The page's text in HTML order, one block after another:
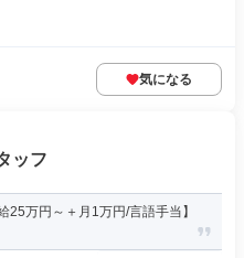
気になる
ッフ
万円～＋月1万円/言語手当】